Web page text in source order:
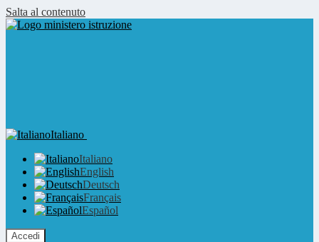
Salta al contenuto
Italiano
Italiano
English
Deutsch
Français
Español
Accedi